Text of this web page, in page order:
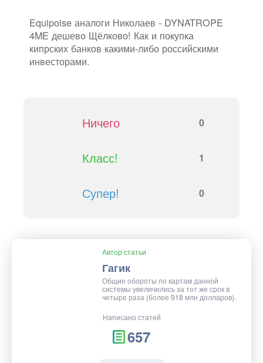
Equipoise аналоги Николаев - DYNATROPE
4ME дешево Щёлково! Как и покупка
кипрских банков какими-либо российскими
инвесторами.
Ничего 0
Класс! 1
Супер! 0
Автор статьи
Гагик
Общие обороты по картам данной
системы увеличились за тот же срок в
четыре раза (более 918 млн долларов).
Написано статей
657